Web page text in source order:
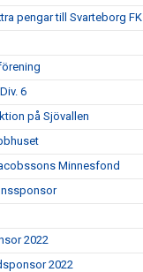
pengar till Svarteborg FK
6
på Sjövallen
Minnesfond
2022
2022